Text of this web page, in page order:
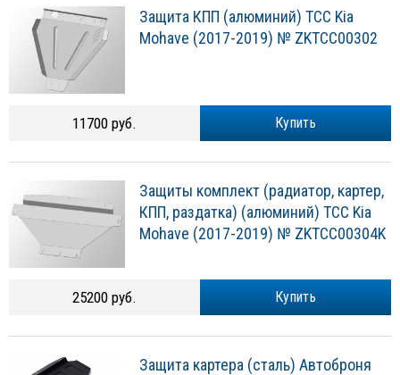
Защита КПП (алюминий) ТСС Kia
Mohave (2017-2019) № ZKTCC00302
Купить
11700 руб.
Защиты комплект (радиатор, картер,
КПП, раздатка) (алюминий) ТСС Kia
Mohave (2017-2019) № ZKTCC00304K
Купить
25200 руб.
Защита картера (сталь) Автоброня